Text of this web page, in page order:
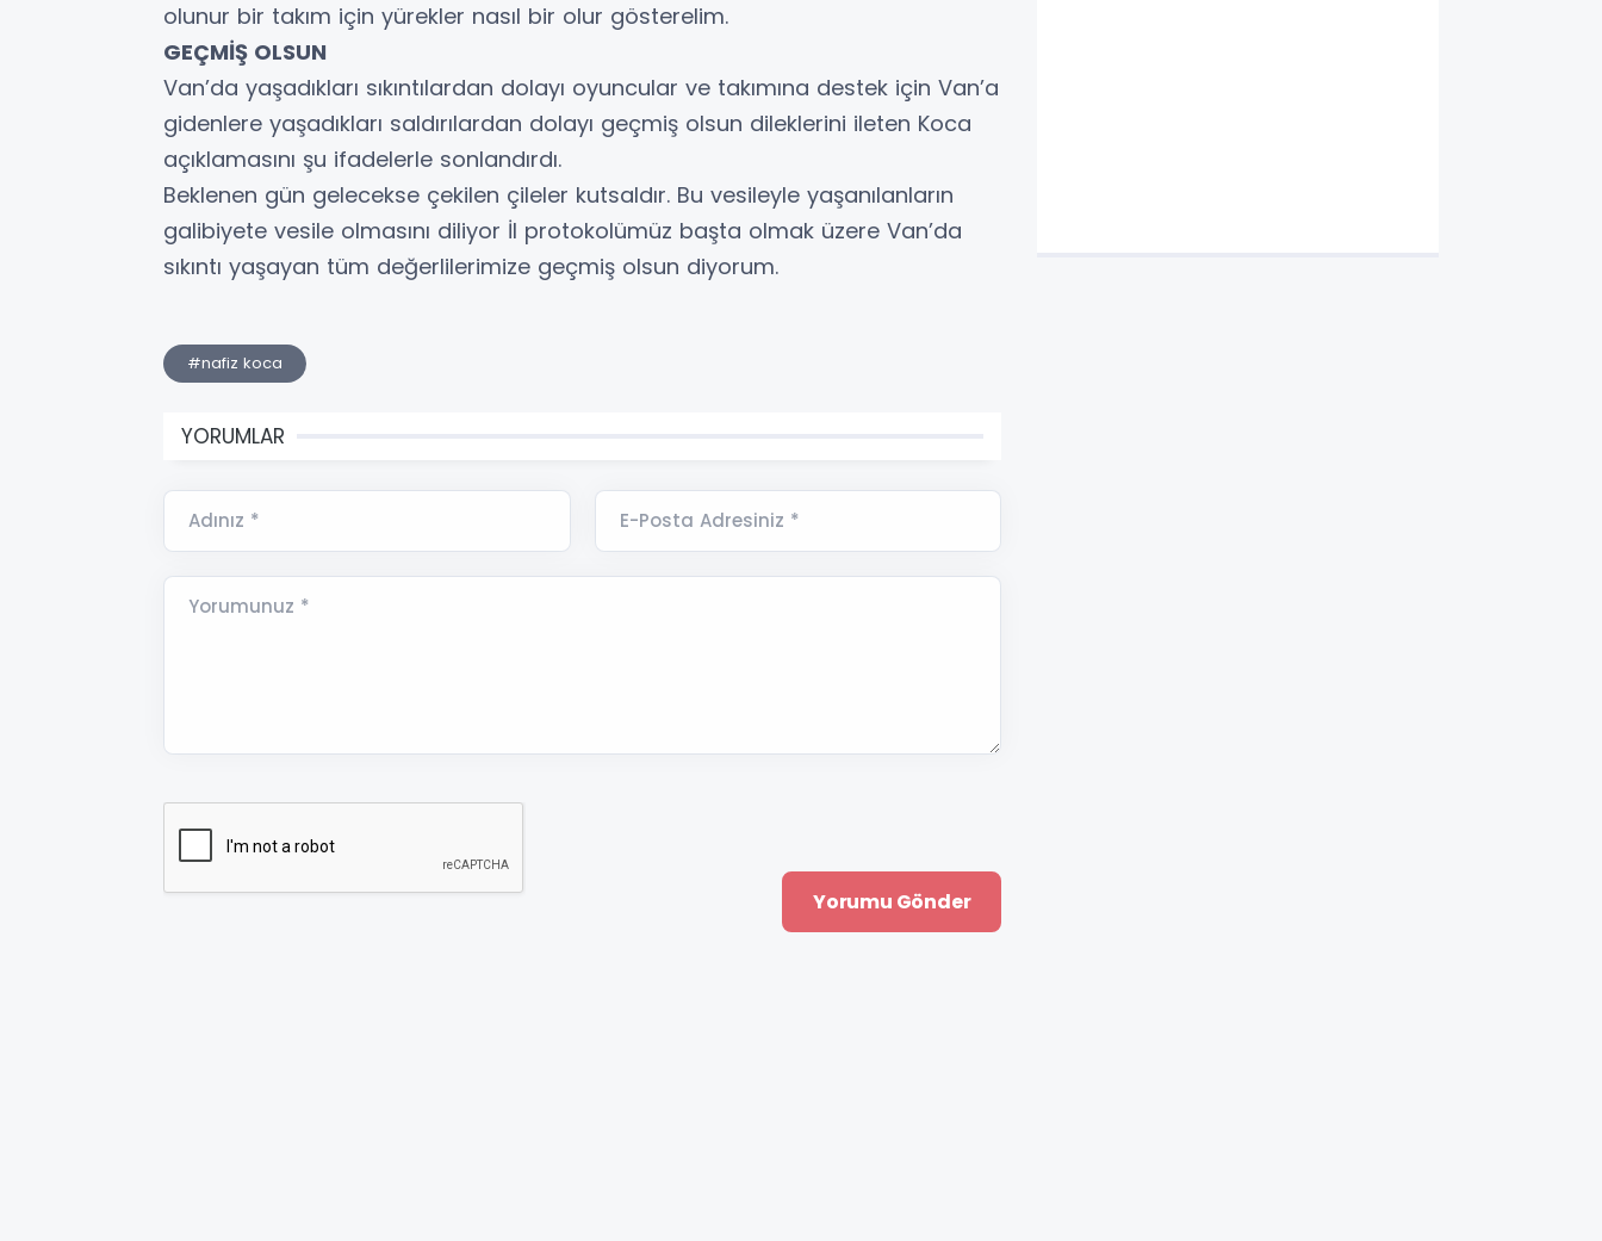
olunur bir takım için yürekler nasıl bir olur gösterelim.
GEÇMİŞ OLSUN
Van’da yaşadıkları sıkıntılardan dolayı oyuncular ve takımına destek için Van’a
gidenlere yaşadıkları saldırılardan dolayı geçmiş olsun dileklerini ileten Koca
açıklamasını şu ifadelerle sonlandırdı.
Beklenen gün gelecekse çekilen çileler kutsaldır. Bu vesileyle yaşanılanların
galibiyete vesile olmasını diliyor İl protokolümüz başta olmak üzere Van’da
sıkıntı yaşayan tüm değerlilerimize geçmiş olsun diyorum.
#nafiz koca
YORUMLAR
Adınız * E-Posta Adresiniz *
Yorumunuz *